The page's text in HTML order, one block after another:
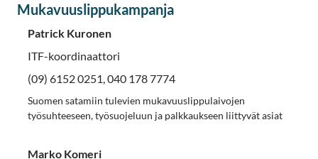
Mukavuuslippukampanja
Patrick Kuronen
ITF-koordinaattori
(09) 6152 0251, 040 178 7774
Suomen satamiin tulevien mukavuuslippulaivojen
työsuhteeseen, työsuojeluun ja palkkaukseen liittyvät asiat
Marko Komeri